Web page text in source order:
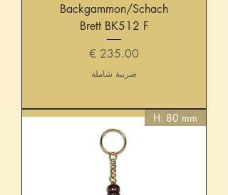
Backgammon/Schach
Brett BK512 F
السعر
ضريبة شاملة
H: 80 mm